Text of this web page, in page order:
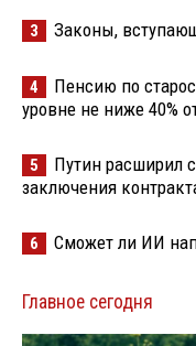
3 Законы,
4
Пенсию по
уровне не ниже 40%
5
Путин расширил
заключения
6 Сможет ли ИИ
Главное сегодня